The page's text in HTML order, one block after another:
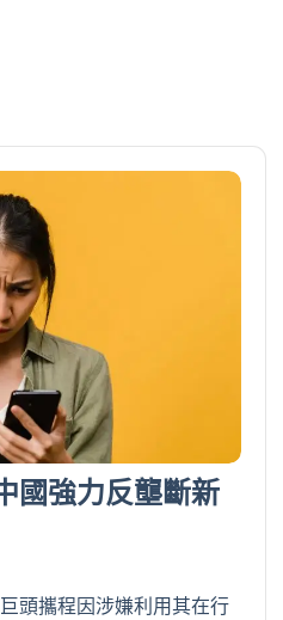
國強力反壟斷新
頭攜程因涉嫌利用其在行